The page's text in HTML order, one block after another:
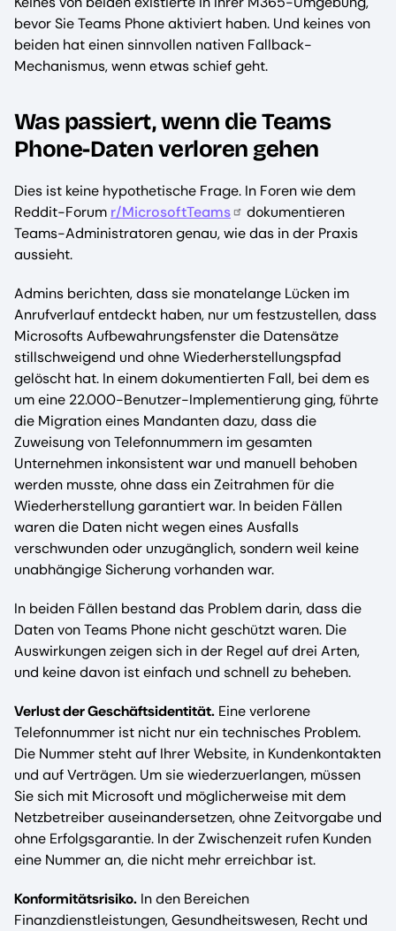
bevor Sie Teams Phone aktiviert haben. Und keines von
beiden hat einen sinnvollen nativen Fallback-
Mechanismus, wenn etwas schief geht.
Was passiert, wenn die Teams
Phone-Daten verloren gehen
Dies ist keine hypothetische Frage. In Foren wie dem
Reddit-Forum r/MicrosoftTeams
dokumentieren
Teams-Administratoren genau, wie das in der Praxis
aussieht.
Admins berichten, dass sie monatelange Lücken im
Anrufverlauf entdeckt haben, nur um festzustellen, dass
Microsofts Aufbewahrungsfenster die Datensätze
stillschweigend und ohne Wiederherstellungspfad
gelöscht hat. In einem dokumentierten Fall, bei dem es
um eine 22.000-Benutzer-Implementierung ging, führte
die Migration eines Mandanten dazu, dass die
Zuweisung von Telefonnummern im gesamten
Unternehmen inkonsistent war und manuell behoben
werden musste, ohne dass ein Zeitrahmen für die
Wiederherstellung garantiert war. In beiden Fällen
waren die Daten nicht wegen eines Ausfalls
verschwunden oder unzugänglich, sondern weil keine
unabhängige Sicherung vorhanden war.
In beiden Fällen bestand das Problem darin, dass die
Daten von Teams Phone nicht geschützt waren. Die
Auswirkungen zeigen sich in der Regel auf drei Arten,
und keine davon ist einfach und schnell zu beheben.
Verlust der Geschäftsidentität. Eine verlorene
Telefonnummer ist nicht nur ein technisches Problem.
Die Nummer steht auf Ihrer Website, in Kundenkontakten
und auf Verträgen. Um sie wiederzuerlangen, müssen
Sie sich mit Microsoft und möglicherweise mit dem
Netzbetreiber auseinandersetzen, ohne Zeitvorgabe und
ohne Erfolgsgarantie. In der Zwischenzeit rufen Kunden
eine Nummer an, die nicht mehr erreichbar ist.
Konformitätsrisiko. In den Bereichen
Finanzdienstleistungen, Gesundheitswesen, Recht und